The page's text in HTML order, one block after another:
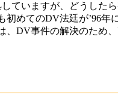
ていますが、どうした
初めてのDV法廷が’96年
、DV事件の解決のため